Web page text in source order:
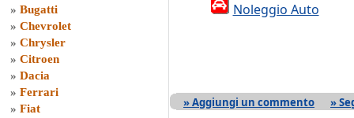
» Bugatti
» Chevrolet
» Chrysler
» Citroen
» Dacia
» Ferrari
» Fiat
Noleggio Auto
» Aggiungi un commento »